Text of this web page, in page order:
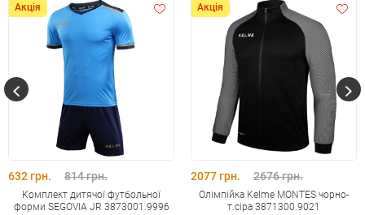
Акція
632 грн. 814 грн.
Комплект дитячої футбольної
форми SEGOVIA JR 3873001.9996
Акція
2077 грн. 2676 грн.
Олімпійка Kelme MONTES чорно-
т.сіра 3871300.9021